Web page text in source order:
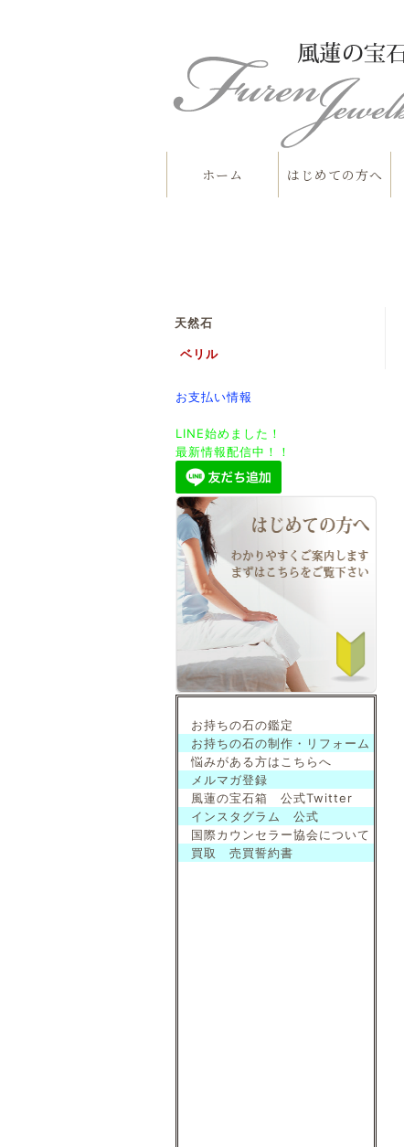
ホーム はじめての方へ
天然石
ベリル
お支払い情報
LINE始めました！
最新情報配信中！！
お持ちの石の鑑定
お持ちの石の制作・リフォーム
悩みがある方はこちらへ
メルマガ登録
風蓮の宝石箱 公式Twitter
インスタグラム 公式
国際カウンセラー協会について
買取 売買誓約書